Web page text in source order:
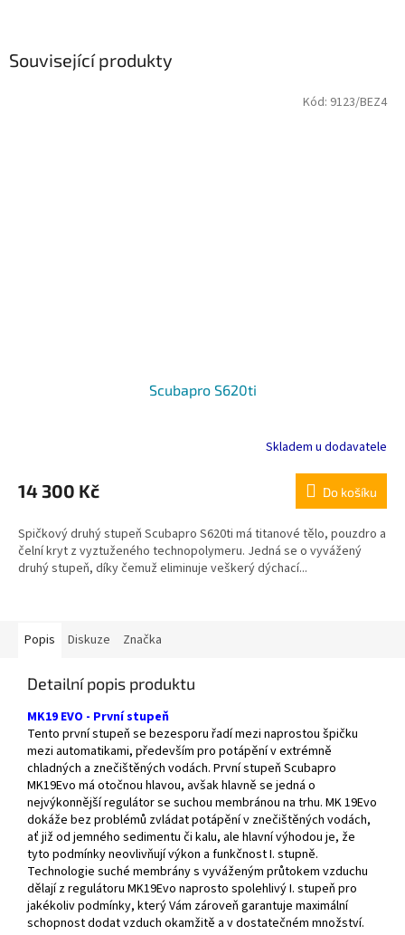
Související produkty
Scubapro S620ti
Skladem u dodavatele
14 300 Kč Do košíku
Spičkový druhý stupeň Scubapro S620ti má titanové tělo, pouzdro a
čelní kryt z vyztuženého technopolymeru. Jedná se o vyvážený
druhý stupeň, díky čemuž eliminuje veškerý dýchací...
Kód: 9123/BEZ4
Popis Diskuze Značka
Detailní popis produktu
MK19 EVO - První stupeň
Tento první stupeň se bezesporu řadí mezi naprostou špičku
mezi automatikami, především pro potápění v extrémně
chladných a znečištěných vodách. První stupeň Scubapro
MK19Evo má otočnou hlavou, avšak hlavně se jedná o
nejvýkonnější regulátor se suchou membránou na trhu. MK 19Evo
dokáže bez problémů zvládat potápění v znečištěných vodách,
ať již od jemného sedimentu či kalu, ale hlavní výhodou je, že
tyto podmínky neovlivňují výkon a funkčnost I. stupně.
Technologie suché membrány s vyváženým průtokem vzduchu
dělají z regulátoru MK19Evo naprosto spolehlivý I. stupeň pro
jakékoliv podmínky, který Vám zároveň garantuje maximální
schopnost dodat vzduch okamžitě a v dostatečném množství.